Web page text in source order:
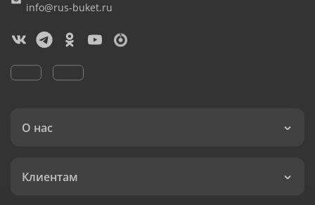
info@rus-buket.ru
О нас
Клиентам